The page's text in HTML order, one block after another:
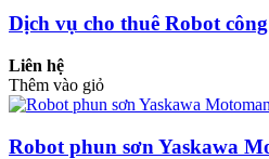
Dịch vụ cho thuê Robot
Liên hệ
Thêm vào giỏ
Robot phun sơn Yaskawa